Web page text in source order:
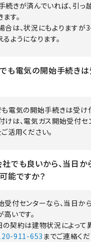
続きが済んでいれば、引っ
す。
合は、状況にもよりますが
ようになります。
も電気の開始手続き
電気の開始手続きは受け
けは、電気ガス開始受付セ
ご活用ください。
でも良いから、当日
能ですか？
受付センターなら、当日か
いです。
の契約は建物状況によって
911-653 までご連絡くだ